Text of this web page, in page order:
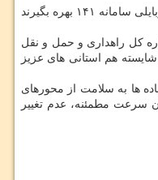
وی در ادامه از مردم خواست تا پیش از مبادرت به سفرهای برون شهری، حتما جهت اطلاع از آخرین وضعیت جوی و ترافیکی راه ها، از راه شماره گیری تلفن گویا و ۲۴ ساعته ۱۴۱ و یا اپلیکیشن موبایلی سامانه ۱۴۱ بهره بگیرند
اکیپ راهداری اظهار داشت: اداره کل راهداری و حمل و نقل
هم استانی های عزیز
ها به سلامت از محورهای
سرعت مطمئنه، عدم تغییر